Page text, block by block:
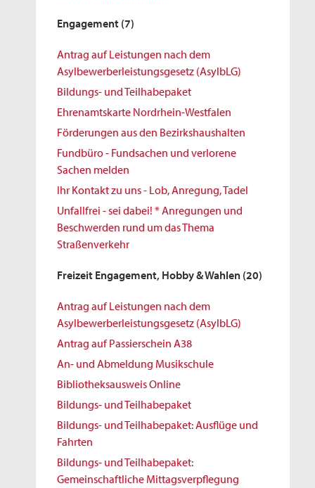
Engagement (7)
Antrag auf Leistungen nach dem
Asylbewerberleistungsgesetz (AsylbLG)
Bildungs- und Teilhabepaket
Ehrenamtskarte Nordrhein-Westfalen
Förderungen aus den Bezirkshaushalten
Fundbüro - Fundsachen und verlorene
Sachen melden
Ihr Kontakt zu uns - Lob, Anregung, Tadel
Unfallfrei - sei dabei! * Anregungen und
Beschwerden rund um das Thema
Straßenverkehr
Freizeit Engagement, Hobby & Wahlen (20)
Antrag auf Leistungen nach dem
Asylbewerberleistungsgesetz (AsylbLG)
Antrag auf Passierschein A38
An- und Abmeldung Musikschule
Bibliotheksausweis Online
Bildungs- und Teilhabepaket
Bildungs- und Teilhabepaket: Ausflüge und
Fahrten
Bildungs- und Teilhabepaket:
Gemeinschaftliche Mittagsverpflegung